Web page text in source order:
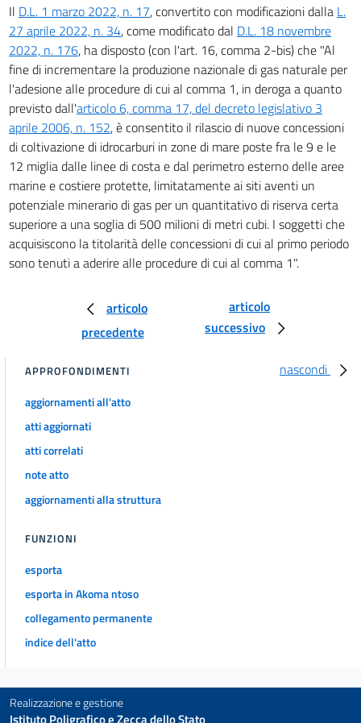
179
180
180 bis
181
181 bis
182
182 bis
182 ter
183
184
184 bis
184 ter
184 quater
185 bis
186
187
188
188 bis
188 ter
191
192
193
193 bis
194 bis
Il D.L. 1 marzo 2022, n. 17, convertito con modificazioni dalla L.
27 aprile 2022, n. 34, come modificato dal D.L. 18 novembre
2022, n. 176, ha disposto (con l'art. 16, comma 2-bis) che "Al
fine di incrementare la produzione nazionale di gas naturale per
l'adesione alle procedure di cui al comma 1, in deroga a quanto
previsto dall'articolo 6, comma 17, del decreto legislativo 3
aprile 2006, n. 152, è consentito il rilascio di nuove concessioni
di coltivazione di idrocarburi in zone di mare poste fra le 9 e le
12 miglia dalle linee di costa e dal perimetro esterno delle aree
marine e costiere protette, limitatamente ai siti aventi un
potenziale minerario di gas per un quantitativo di riserva certa
superiore a una soglia di 500 milioni di metri cubi. I soggetti che
acquisiscono la titolarità delle concessioni di cui al primo periodo
sono tenuti a aderire alle procedure di cui al comma 1".
articolo
precedente
articolo
successivo
nascondi
APPROFONDIMENTI
aggiornamenti all'atto
atti aggiornati
atti correlati
note atto
aggiornamenti alla struttura
FUNZIONI
esporta
esporta in Akoma ntoso
collegamento permanente
indice dell'atto
Realizzazione e gestione